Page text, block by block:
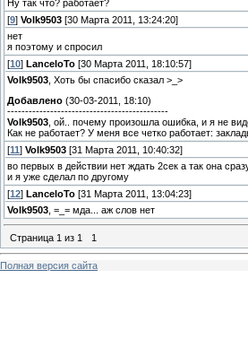
Ну так что? работает?
[9] Volk9503 [30 Марта 2011, 13:24:20]
нет
я поэтому и спросил
[10] LanceloTo [30 Марта 2011, 18:10:57]
Volk9503 , Хоть бы спасибо сказал >_>
Добавлено (30-03-2011, 18:10)
---------------------------------------------
Volk9503 , ой.. почему произошла ошибка, и я не
Как не работает? У меня все четко работает:
[11 ] Volk9503 [31 Марта 2011, 10:40:32]
во первых в действии нет ждать 2сек а так она
и я уже сделал по другому
[12] LanceloTo [31 Марта 2011, 13:04:23]
Volk9503 , =_= мда... аж слов нет
Страница 1 из 1 1
Полная версия сайта